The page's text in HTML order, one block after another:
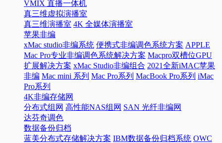
VMIX 直播一体机
真三维虚拟演播室
真三维演播室 4K 全媒体演播室
苹果非编
xMac studio非编系统 便携式非编调色系统方案 APPLE
Mac Pro专业非编调色系统解决方案 Macpro双槽位GPU
扩展解决方案 xMac Studio非编组合 2021全新iMAC苹果
非编 Mac mini 系列 Mac Pro系列 MacBook Pro系列 iMac
Pro系列
4K非编存储网
分布式组网 高性能NAS组网 SAN 光纤非编网
达芬奇调色
数据备份归档
蓝美分布式存储解决方案 IBM数据备份归档系统 OWC